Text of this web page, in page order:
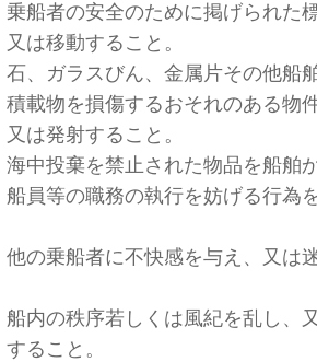
乗船者の安全のために掲げられた
又は移動すること。
石、ガラスびん、金属片その他船
積載物を損傷するおそれのある物
又は発射すること。
海中投棄を禁止された物品を船舶
船員等の職務の執行を妨げる行為
他の乗船者に不快感を与え、又は
船内の秩序若しくは風紀を乱し、
すること。